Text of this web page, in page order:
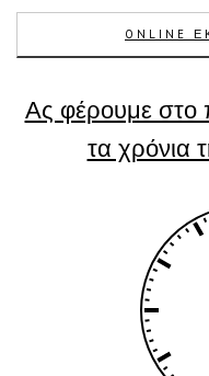
ONLINE
Ας φέρουμε στο
τα χρόνια